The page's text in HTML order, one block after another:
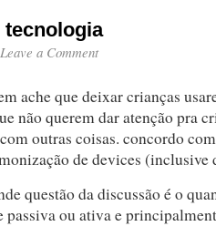
tecnologia
Leave a Comment
ache que deixar crianças
não querem dar atenção pra
outras coisas. concordo
de devices (inclusive
questão da discussão é o
passiva ou ativa e